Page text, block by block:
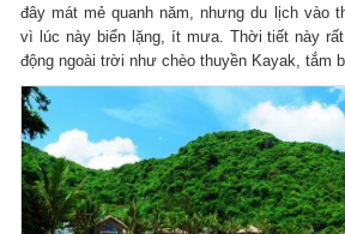
đây mát mẻ quanh năm, nhưng du lịch vào
vì lúc này biển lặng, ít mưa. Thời tiết này
động ngoài trời như chèo thuyền Kayak, tắm